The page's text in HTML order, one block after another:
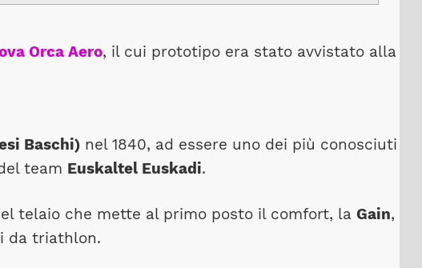
Orca Aero, il cui prototipo era stato avvistato alla
Baschi)nel 1840, ad essere uno dei più conosciuti
team Euskaltel Euskadi.
telaio che mette al primo posto il comfort, la Gain,
da triathlon.